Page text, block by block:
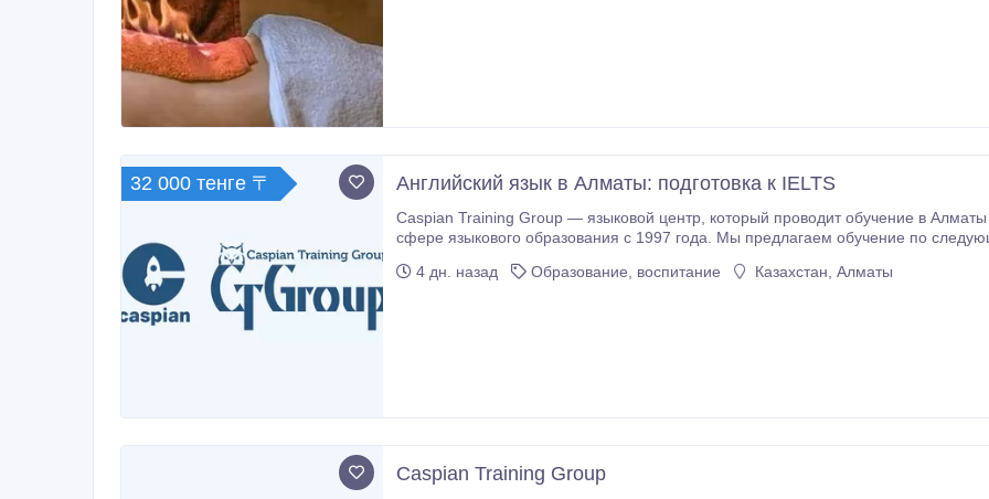
32 000 тенге 〒 Английский язык в Алматы: подготовка к IELTS
Caspian Training Group — языковой центр, который проводит обучение в Алматы и онлайн по всему Казахстану. Работаем в
сфере языкового образования с 1997 года. Мы предлагаем обучение по следующим направлениям: - курсы русского языка; -
4 дн. назад Образование, воспитание Казахстан, Алматы
Caspian Training Group